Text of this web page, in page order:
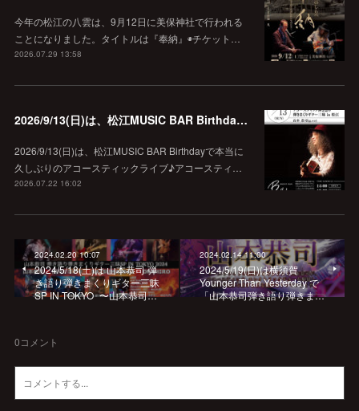
今年の松江の八雲は、9月12日に美保神社で行われる
ことになりました。タイトルは『奉納』◉チケット…
2026.07.29 13:58
2026/9/13(日)は、松江MUSIC BAR Birthdayでアコースティック弾き語り弾きまくりギター三昧♪
2026/9/13(日)は、松江MUSIC BAR Birthdayで本当に
久しぶりのアコースティックライブ♪アコースティ…
2026.07.22 16:02
2024.02.20 10:07
2024/5/18(土)は 山本恭司 弾
き語り弾きまくりギター三昧
SP IN TOKYO 〜山本恭司…
2024.02.14 11:00
2024/5/19(日)は横須賀
Younger Than Yesterday で
「山本恭司弾き語り弾きま…
0コメント